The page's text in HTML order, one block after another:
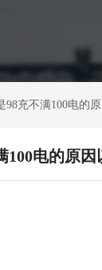
98充不满100电的
电的原因